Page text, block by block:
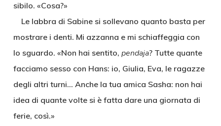
sibilo. «Cosa?»
Le labbra di Sabine si sollevano quanto basta per
mostrare i denti. Mi azzanna e mi schiaffeggia con
lo sguardo. «Non hai sentito, pendaja? Tutte quante
facciamo sesso con Hans: io, Giulia, Eva, le ragazze
degli altri turni… Anche la tua amica Sasha: non hai
idea di quante volte si è fatta dare una giornata di
ferie, così.»